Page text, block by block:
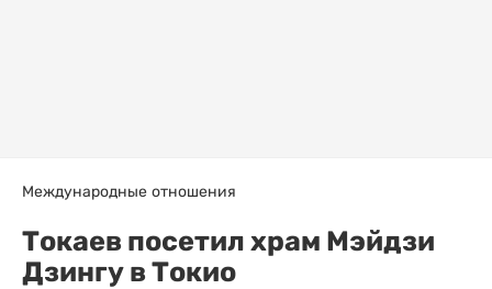
Международные отношения
Токаев посетил храм Мэйдзи
Дзингу в Токио